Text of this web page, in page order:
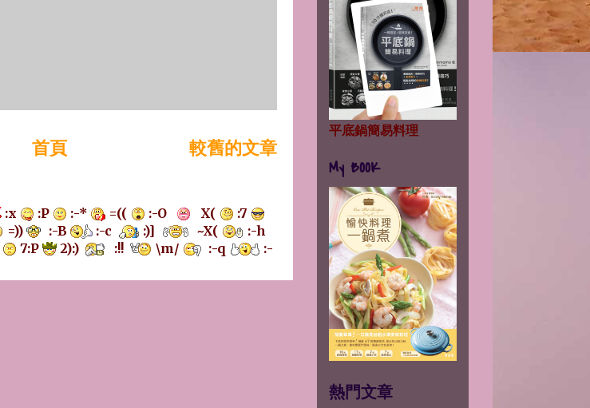
較舊的文章
首頁
:x :P :-* =(( :-O X(
:7
=)) :-B :-c :)] ~X(
:-h
7:P 2):) :!! \m/ :-q
:-
平底鍋簡易料理
My BOOK
熱門文章